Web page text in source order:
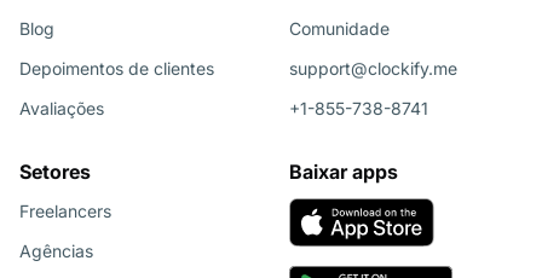
Blog
Depoimentos de clientes
Avaliações
Setores
Freelancers
Agências
Comunidade
support@clockify.me
+1-855-738-8741
Baixar apps